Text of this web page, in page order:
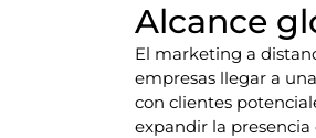
Alcance
El marketing a
empresas llegar a
con clientes
expandir la